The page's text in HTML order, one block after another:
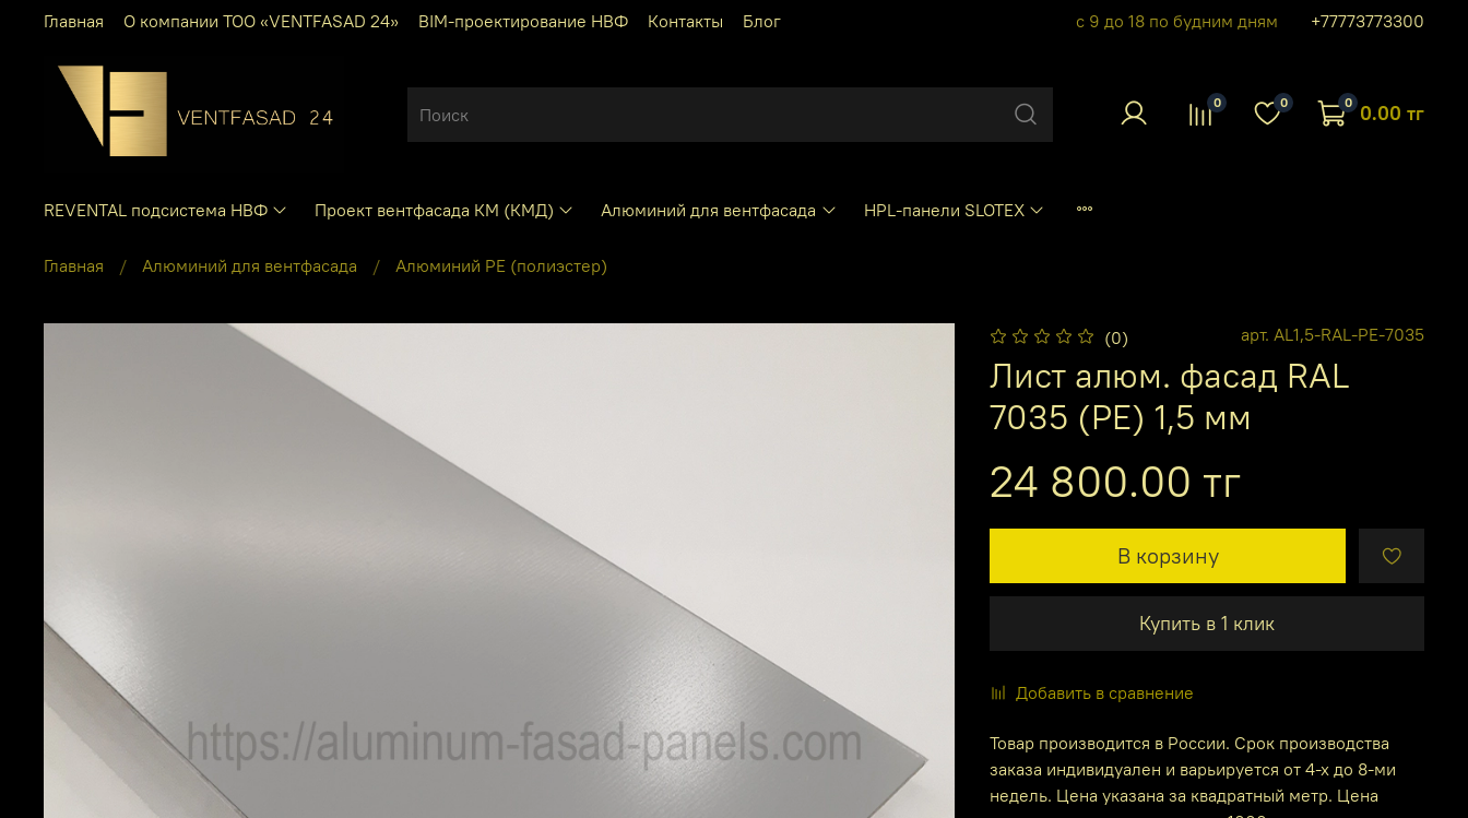
Главная О компании ТОО «VENTFASAD 24» BIM-проектирование НВФ Контакты Блог с 9 до 18 по будним дням +77773773300
0 0 0 0.00 тг
REVENTAL подсистема НВФ Проект вентфасада КМ (КМД) Алюминий для вентфасада HPL-панели SLOTEX
Главная Алюминий для вентфасада Алюминий PE (полиэстер)
(0) арт. AL1,5-RAL-PE-7035
Лист алюм. фасад RAL
7035 (PE) 1,5 мм
24 800.00 тг
В корзину
Купить в 1 клик
Добавить в сравнение
Товар производится в России. Срок производства
заказа индивидуален и варьируется от 4-х до 8-ми
недель. Цена указана за квадратный метр. Цена